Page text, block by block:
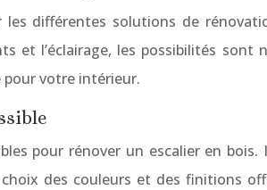
différentes solutions de
et l’éclairage, les possibilités
votre intérieur.
pour rénover un escalier en
des couleurs et des finitions